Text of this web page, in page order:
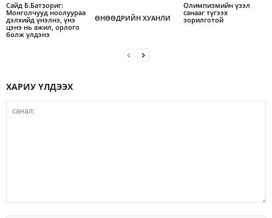
Сайд Б.Батзориг:
Монголчууд ноолуураа
дэлхийд үнэлнэ, үнэ
цэнэ нь ажил, орлого
болж үлдэнэ
ӨНӨӨДРИЙН ХУАНЛИ
Олимпизмийн үзэл
санааг түгээх
зорилготой
ХАРИУ ҮЛДЭЭХ